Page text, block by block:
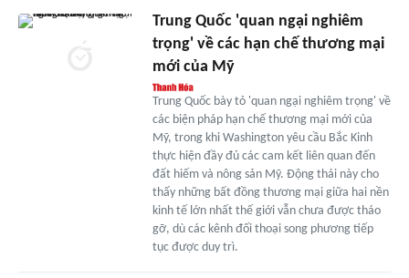
Trung Quốc 'quan ngại nghiêm
trọng' về các hạn chế thương mại
mới của Mỹ
Trung Quốc bày tỏ 'quan ngại nghiêm trọng' về
các biện pháp hạn chế thương mại mới của
Mỹ, trong khi Washington yêu cầu Bắc Kinh
thực hiện đầy đủ các cam kết liên quan đến
đất hiếm và nông sản Mỹ. Động thái này cho
thấy những bất đồng thương mại giữa hai nền
kinh tế lớn nhất thế giới vẫn chưa được tháo
gỡ, dù các kênh đối thoại song phương tiếp
tục được duy trì.